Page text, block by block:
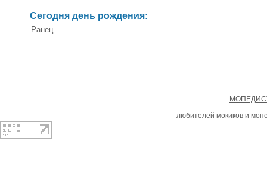
Сегодня день рождения:
Ранец
любителей мокиков и